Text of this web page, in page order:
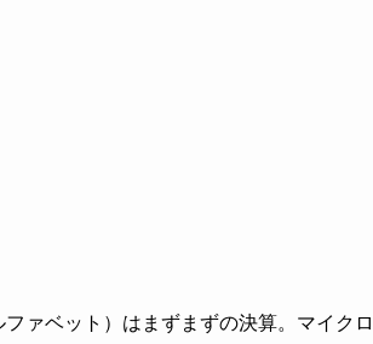
ァベット）はまずまずの決算。マイクロ